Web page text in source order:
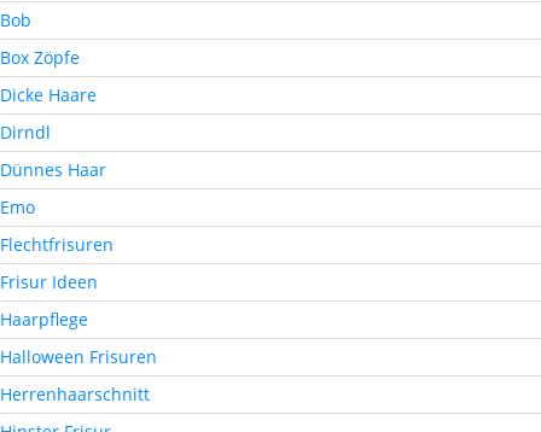
Bob
Box Zöpfe
Dicke Haare
Dirndl
Dünnes Haar
Emo
Flechtfrisuren
Frisur Ideen
Haarpflege
Halloween Frisuren
Herrenhaarschnitt